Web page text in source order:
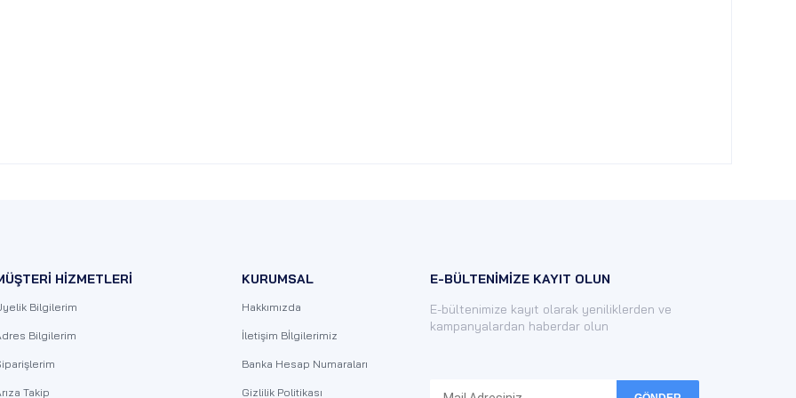
HİZMETLERİ
Bilgilerim
Bilgilerim
Takip
KURUMSAL
Hakkımızda
İletişim Bİlgilerimiz
Banka Hesap Numaraları
Gizlilik Politikası
E-BÜLTENİMİZE KAYIT OLUN
E-bültenimize kayıt olarak yeniliklerden ve
kampanyalardan haberdar olun